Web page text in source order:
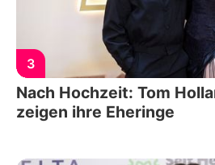
3
Nach Hochzeit: Tom
zeigen ihre Eheringe